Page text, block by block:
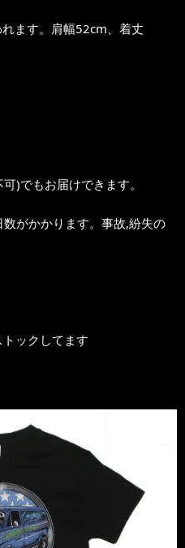
ます。肩幅52cm、着丈
)でもお届けできます。
がかかります。事故,紛失の
ックしてます